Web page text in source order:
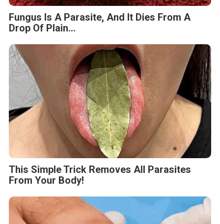
Fungus Is A Parasite, And It Dies From A
Drop Of Plain...
This Simple Trick Removes All Parasites
From Your Body!